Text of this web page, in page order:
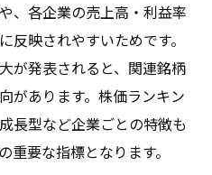
、各企業の売上高・利益率
反映されやすいためです。
が発表されると、関連銘柄
があります。株価ランキン
長型など企業ごとの特徴も
重要な指標となります。